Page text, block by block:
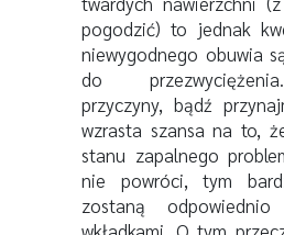
pogodzić) to jednak
niewygodnego obuwia
do
przyczyny, bądź
wzrasta szansa na to,
stanu zapalnego
nie powróci, tym
zostaną odpowiednio